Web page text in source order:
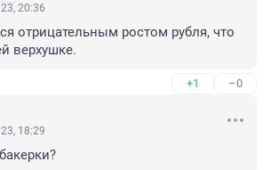
20:36
отрицательным ростом рубля, что
верхушке.
+1 –0
18:29